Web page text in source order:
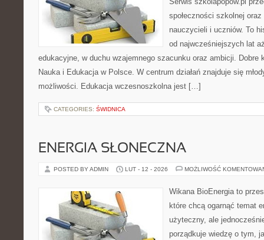
społeczności szkolnej
nauczycieli i uczniów. To
od najwcześniejszych lat
edukacyjne, w duchu wzajemnego szacunku oraz ambicji. Dobre
Nauka i Edukacja w Polsce. W centrum działań znajduje się
możliwości. Edukacja wczesnoszkolna jest […]
CATEGORIES: ŚWIDNICA
ENERGIA SŁONECZNA
POSTED BY ADMIN LUT - 12 - 2026 MOŻLIWOŚĆ
Wikana BioEnergia to
które chcą ogarnąć temat
użyteczny, ale
porządkuje wiedzę o tym,